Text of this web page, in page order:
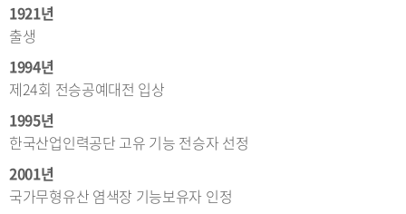
1921년
출생
1994년
제24회 전승공예대전 입상
1995년
한국산업인력공단 고유 기능 전승자 선정
2001년
국가무형유산 염색장 기능보유자 인정